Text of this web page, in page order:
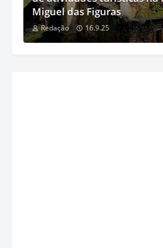
Miguel das Figuras
Redação 16.9.25